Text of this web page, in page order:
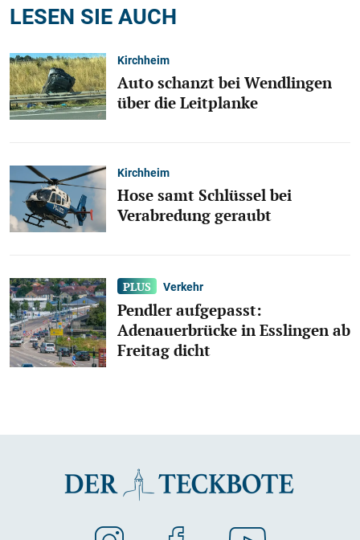
LESEN SIE AUCH
Kirchheim
Auto schanzt bei Wendlingen
über die Leitplanke
Kirchheim
Hose samt Schlüssel bei
Verabredung geraubt
Verkehr
Pendler aufgepasst:
Adenauerbrücke in Esslingen ab
Freitag dicht